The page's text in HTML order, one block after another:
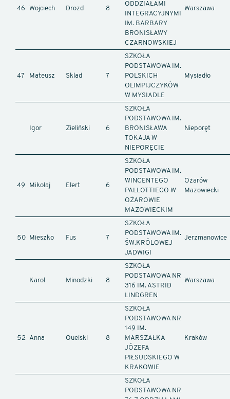
46 Wojciech Drozd 8
ODDZIAŁAMI
INTEGRACYJNYMI
IM. BARBARY
BRONISŁAWY
CZARNOWSKIEJ
Warszawa
47 Mateusz Sklad 7
SZKOŁA
PODSTAWOWA IM.
POLSKICH
OLIMPIJCZYKÓW
W MYSIADLE
Mysiadło
Igor Zieliński 6
SZKOŁA
PODSTAWOWA IM.
BRONISŁAWA
TOKAJA W
NIEPORĘCIE
Nieporęt
49 Mikołaj Elert 6
SZKOŁA
PODSTAWOWA IM.
WINCENTEGO
PALLOTTIEGO W
OŻAROWIE
MAZOWIECKIM
Ożarów
Mazowiecki
50 Mieszko Fus 7
SZKOŁA
PODSTAWOWA IM.
ŚW.KRÓLOWEJ
JADWIGI
Jerzmanowice
Karol Minodzki 8
SZKOŁA
PODSTAWOWA NR
316 IM. ASTRID
LINDGREN
Warszawa
52 Anna Oueiski 8
SZKOŁA
PODSTAWOWA NR
149 IM.
MARSZAŁKA
JÓZEFA
PIŁSUDSKIEGO W
KRAKOWIE
Kraków
SZKOŁA
PODSTAWOWA NR